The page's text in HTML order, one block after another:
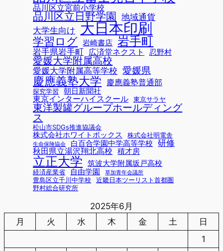
品川区立宮前小学校
品川区立日野学園 地域通貨
大学生向け
大日本印刷
学習ログ 岩崎書店 岩手町
岩手県岩手町 広済堂ネクスト 忍野村
愛媛大学附属高校
愛媛大学附属高等学校 愛媛県
慶應義塾大学 慶應義塾普通部
探究学習 朝日新聞社
東京インターハイスクール 東京サラヤ
東洋製罐グループホールディング
ス
松山市SDGs推進協議会
株式会社ホワイトボックス 株式会社明電舎
生命保険協会 白百合学園中学高等学校 研修
秋田県立湯沢翔北高校 積才房
立正大学 筑波大学附属坂戸高校
経済産業省 自由学園 草加青年会議所
豊島区立千川中学校
近畿日本ツーリスト首都圏
野村総合研究所
2025年6月
月
火 水 木 金 土
日
1